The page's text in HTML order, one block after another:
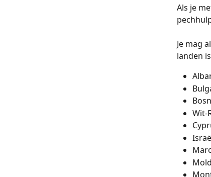
Als je
Je mag
landen
Wit-